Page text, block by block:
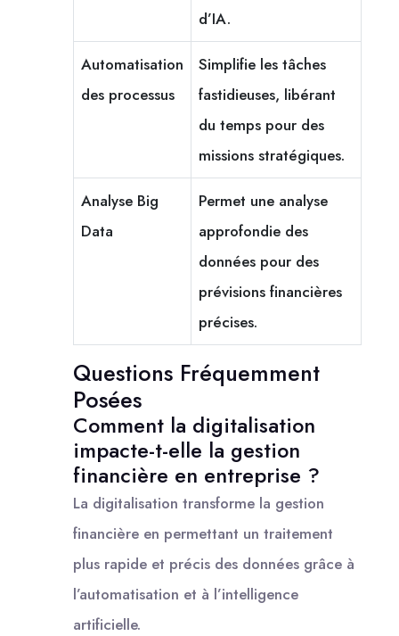
d’IA.
Automatisation
des processus
Simplifie les tâches
fastidieuses, libérant
du temps pour des
missions stratégiques.
Analyse Big
Data
Permet une analyse
approfondie des
données pour des
prévisions financières
précises.
Questions Fréquemment
Posées
Comment la digitalisation
impacte-t-elle la gestion
financière en entreprise ?
La digitalisation transforme la gestion
financière en permettant un traitement
plus rapide et précis des données grâce à
l’automatisation et à l’intelligence
artificielle.